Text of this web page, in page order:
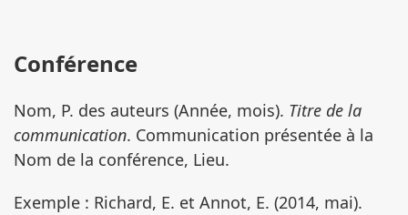
Conférence
Nom, P. des auteurs (Année, mois). Titre de la
communication. Communication présentée à la
Nom de la conférence, Lieu.
Exemple : Richard, E. et Annot, E. (2014, mai).